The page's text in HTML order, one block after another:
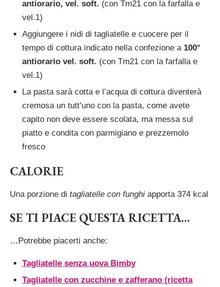
antiorario, vel. soft. (con Tm21 con la farfalla e
vel.1)
Aggiungere i nidi di tagliatelle e cuocere per il
tempo di cottura indicato nella confezione a 100°
antiorario vel. soft. (con Tm21 con la farfalla e
vel.1)
La pasta sarà cotta e l’acqua di cottura diventerà
cremosa un tutt’uno con la pasta, come avete
capito non deve essere scolata, ma messa sul
piatto e condita con parmigiano e prezzemolo
fresco
CALORIE
Una porzione di tagliatelle con funghi apporta 374 kcal
SE TI PIACE QUESTA RICETTA…
…Potrebbe piacerti anche:
Tagliatelle senza uova Bimby
Tagliatelle con zucchine e zafferano (ricetta